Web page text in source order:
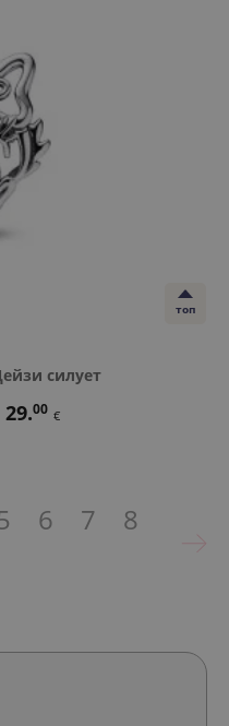
силует
29.00 €
6 7
8
топ